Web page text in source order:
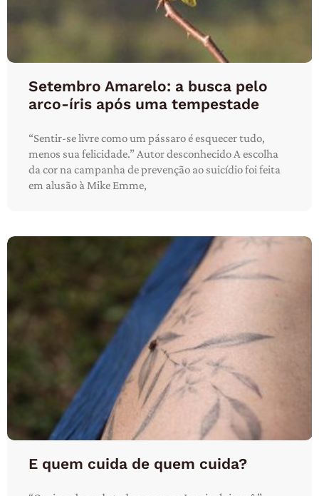
Setembro Amarelo: a busca pelo
arco-íris após uma tempestade
“Sentir-se livre como um pássaro é esquecer tudo,
menos sua felicidade.” Autor desconhecido A escolha
da cor na campanha de prevenção ao suicídio foi feita
em alusão à Mike Emme,
E quem cuida de quem cuida?